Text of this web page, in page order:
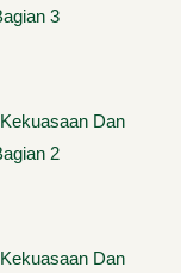
3
Dan
2
Dan